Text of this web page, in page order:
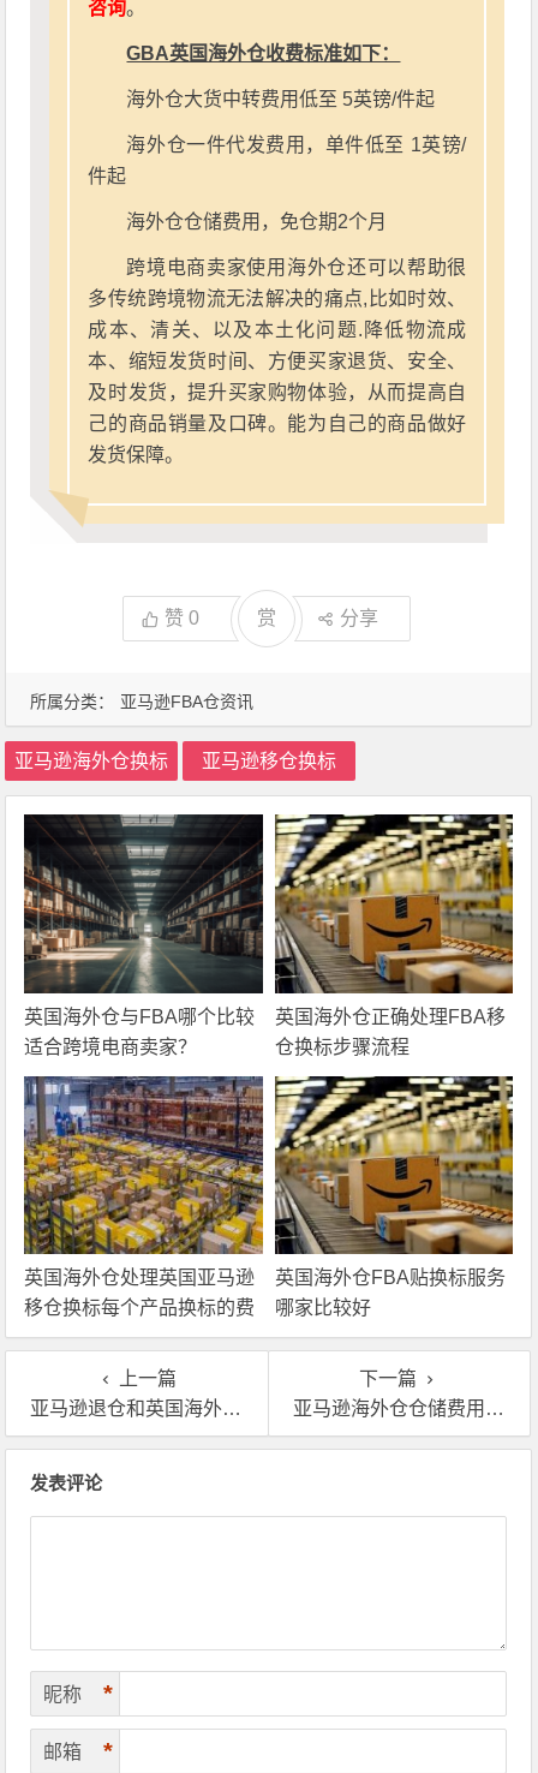
所属分类： 亚马逊FBA仓资讯
咨询。
GBA英国海外仓收费标准如下：
海外仓大货中转费用低至 5英镑/件起
海外仓一件代发费用，单件低至 1英镑/
件起
海外仓仓储费用，免仓期2个月
跨境电商卖家使用海外仓还可以帮助很
多传统跨境物流无法解决的痛点,比如时效、
成本、清关、以及本土化问题.降低物流成
本、缩短发货时间、方便买家退货、安全、
及时发货，提升买家购物体验，从而提高自
己的商品销量及口碑。能为自己的商品做好
发货保障。
赞0 赏 分享
亚马逊海外仓换标 亚马逊移仓换标
英国海外仓与FBA哪个比较
适合跨境电商卖家？
英国海外仓正确处理FBA移
仓换标步骤流程
英国海外仓处理英国亚马逊
移仓换标每个产品换标的费
用
英国海外仓FBA贴换标服务
哪家比较好
上一篇
亚马逊退仓和英国海外仓退货换标流程介绍
下一篇
亚马逊海外仓仓储费用多少钱，怎么计算的,公式是什么?
发表评论
昵称 *
邮箱 *